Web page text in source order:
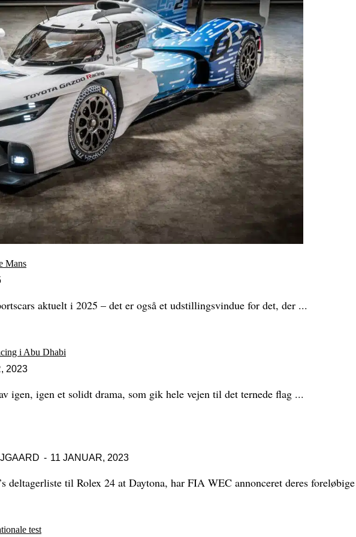
Mans
aktuelt i 2025 – det er også et udstillingsvindue for det, der ...
i Abu Dhabi
2023
igen, igen et solidt drama, som gik hele vejen til det ternede flag ...
11 JANUAR, 2023
deltagerliste til Rolex 24 at Daytona, har FIA WEC annonceret deres
test